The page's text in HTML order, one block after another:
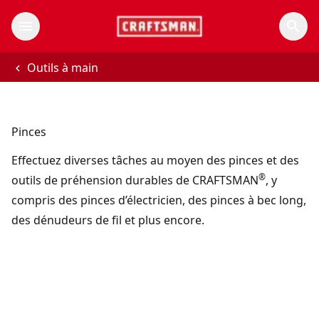
Outils à main
Pinces
Effectuez diverses tâches au moyen des pinces et des
outils de préhension durables de CRAFTSMAN®, y
compris des pinces d’électricien, des pinces à bec long,
des dénudeurs de fil et plus encore.